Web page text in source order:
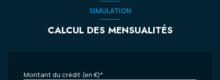
SIMULATION
CALCUL DES MENSUALITÉS
Montant du crédit (en €)*